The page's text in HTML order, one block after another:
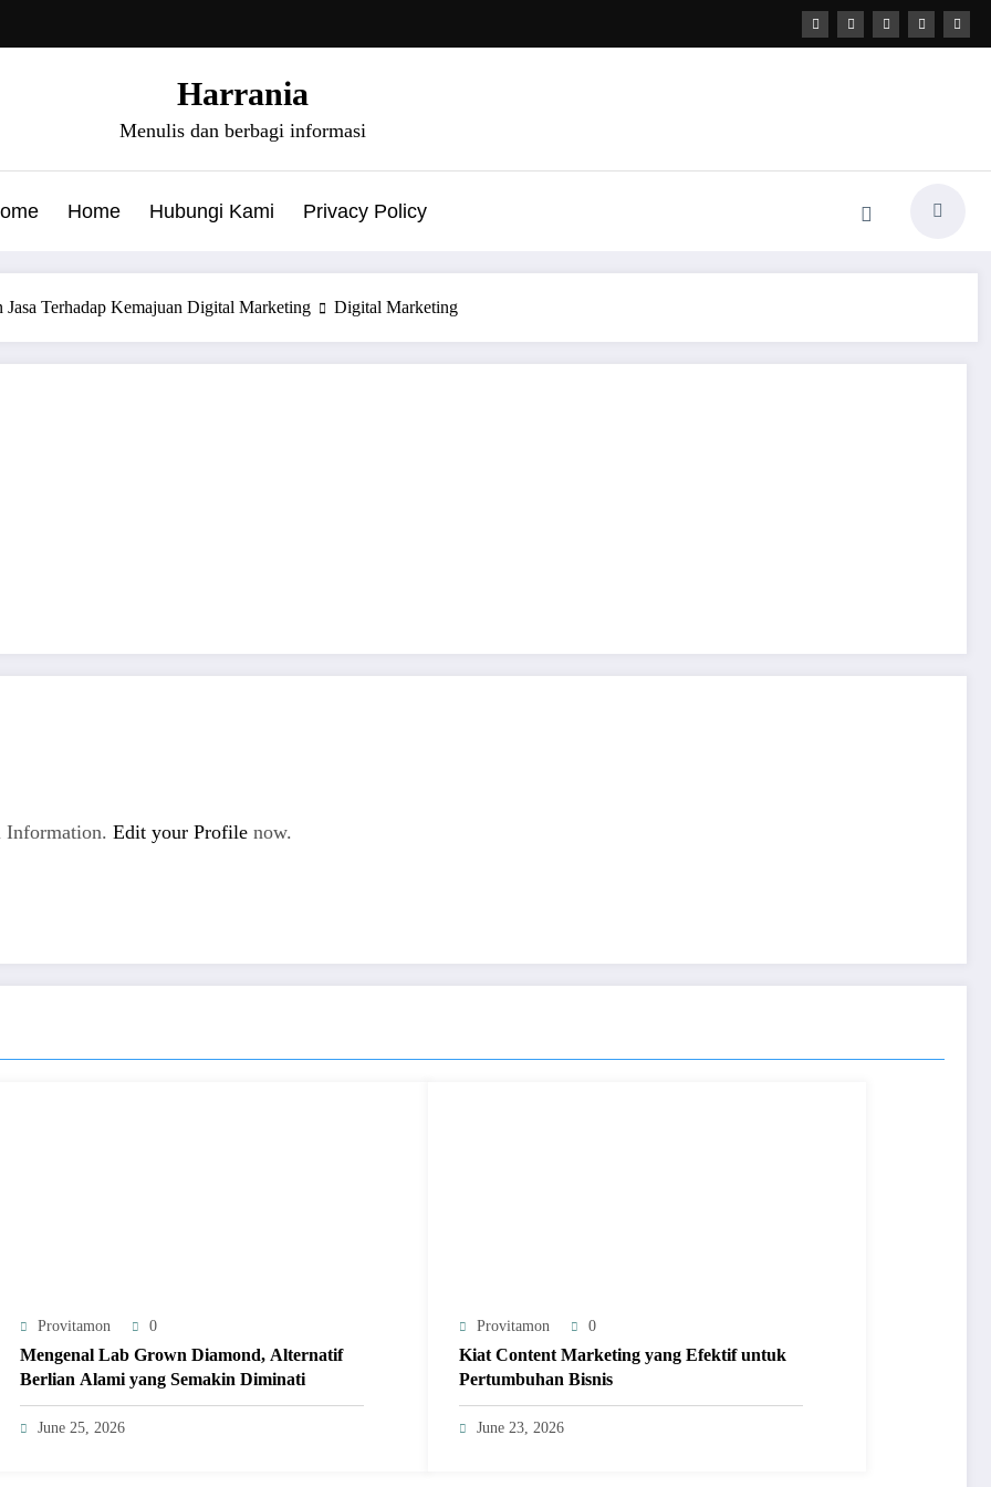
Harrania
Menulis dan berbagi informasi
Home Hubungi Kami Privacy Policy
Jasa Terhadap Kemajuan Digital Marketing Digital Marketing
Information. Edit your Profile now.
Provitamon 0
Mengenal Lab Grown Diamond, Alternatif
Berlian Alami yang Semakin Diminati
June 25, 2026
Provitamon 0
Kiat Content Marketing yang Efektif untuk
Pertumbuhan Bisnis
June 23, 2026